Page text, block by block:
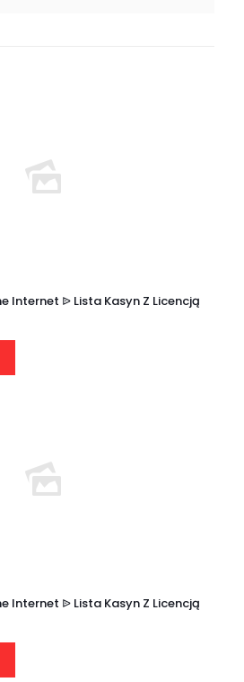
Internet ᐉ Lista Kasyn Z Licencją
Internet ᐉ Lista Kasyn Z Licencją